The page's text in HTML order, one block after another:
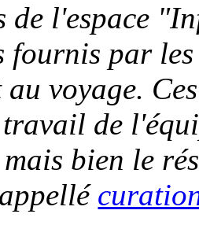
de l'espace
fournis par
voyage.
de
mais bien le